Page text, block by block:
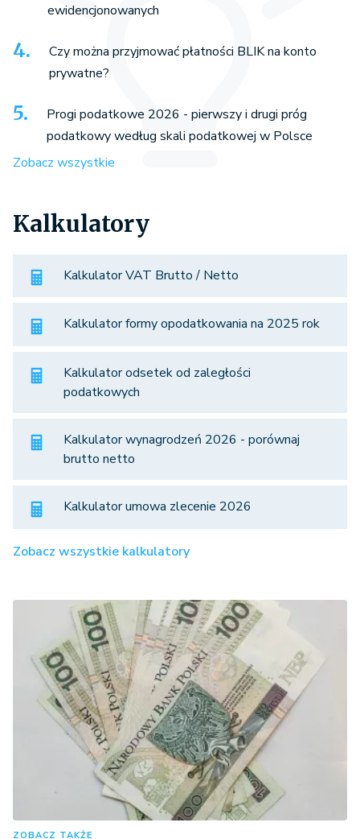
ewidencjonowanych
Czy można przyjmować płatności BLIK na konto
prywatne?
Progi podatkowe 2026 - pierwszy i drugi próg
podatkowy według skali podatkowej w Polsce
Zobacz wszystkie
Kalkulatory
Kalkulator VAT Brutto / Netto
Kalkulator formy opodatkowania na 2025 rok
Kalkulator odsetek od zaległości
podatkowych
Kalkulator wynagrodzeń 2026 - porównaj
brutto netto
Kalkulator umowa zlecenie 2026
Zobacz wszystkie kalkulatory
ZOBACZ TAKŻE